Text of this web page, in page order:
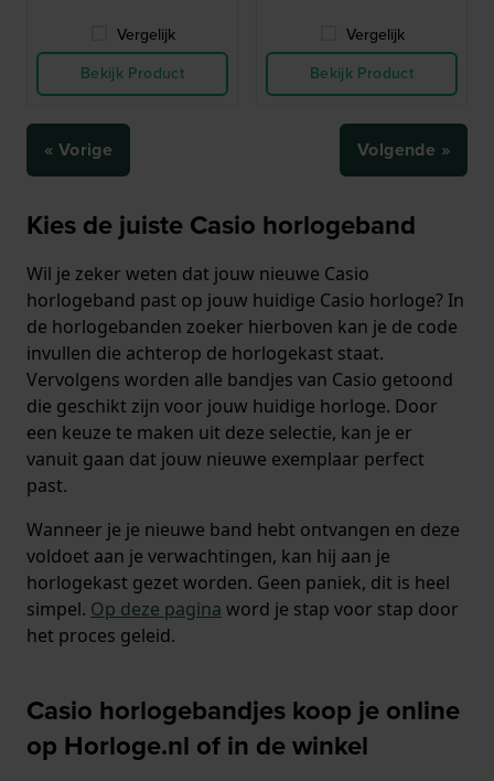
Vergelijk
Bekijk Product
Vergelijk
Bekijk Product
« Vorige Volgende »
Kies de juiste Casio horlogeband
Wil je zeker weten dat jouw nieuwe Casio
horlogeband past op jouw huidige Casio horloge? In
de horlogebanden zoeker hierboven kan je de code
invullen die achterop de horlogekast staat.
Vervolgens worden alle bandjes van Casio getoond
die geschikt zijn voor jouw huidige horloge. Door
een keuze te maken uit deze selectie, kan je er
vanuit gaan dat jouw nieuwe exemplaar perfect
past.
Wanneer je je nieuwe band hebt ontvangen en deze
voldoet aan je verwachtingen, kan hij aan je
horlogekast gezet worden. Geen paniek, dit is heel
simpel. Op deze pagina word je stap voor stap door
het proces geleid.
Casio horlogebandjes koop je online
op Horloge.nl of in de winkel